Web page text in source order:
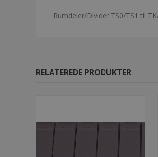
Rumdeler/Divider TS0/TS1 til
RELATEREDE PRODUKTER